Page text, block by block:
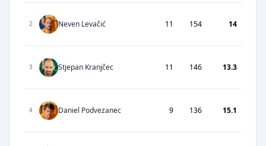
2 Neven Levačić 11 154 14
3 Stjepan Kranjčec 11 146 13.3
4 Daniel Podvezanec 9 136 15.1